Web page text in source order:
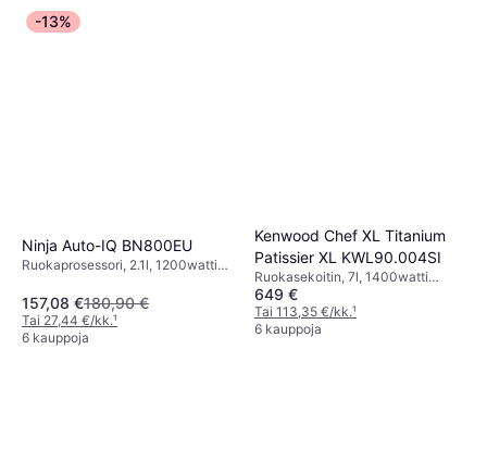
-13%
Ninja Auto-IQ BN800EU
Ruokaprosessori, 2.1l, 1200watti
Turbo-/Pulssitoiminto,
Astianpesukoneenkestävät Osat,
Kansi syöttöaukolla, Näyttö
157,08 €180,90 €
Tai 27,44 €/kk.¹
6 kauppoja
Kenwood Chef XL Titanium
Patissier XL KWL90.004SI
Ruokasekoitin, 7l, 1400watti
Näyttö, Valaistus,
Planeetta-/Orbitaaliliike,
Turbo-/Pulssitoiminto,
649 €
Tai 113,35 €/kk.¹
6 kauppoja